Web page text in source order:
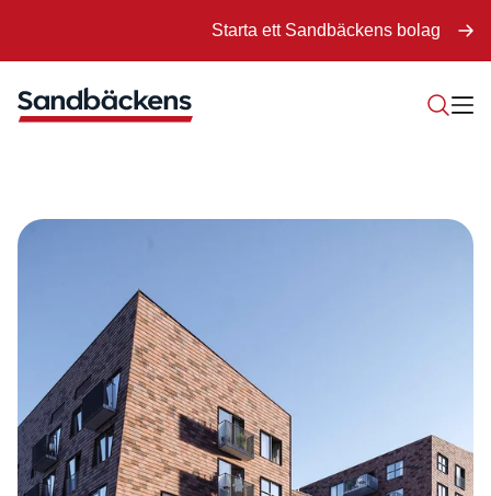
Starta ett Sandbäckens bolag